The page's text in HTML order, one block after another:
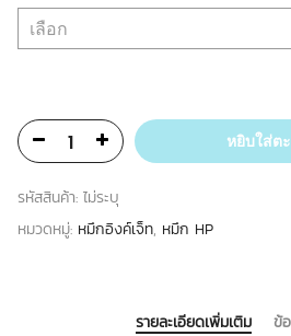
หยิบใส่ต
รหัสสินค้า: ไม่ระบุ
หมวดหมู่: หมึกอิงค์เจ็ท, หมึก HP
รายละเอียดเพิ่มเติม ข้